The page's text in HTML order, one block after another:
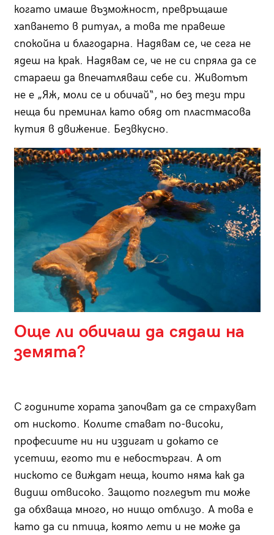
когато имаше възможност, превръщаше
хапването в ритуал, а това те правеше
спокойна и благодарна. Надявам се, че сега не
ядеш на крак. Надявам се, че не си спряла да се
стараеш да впечатляваш себе си. Животът
не е „Яж, моли се и обичай“, но без тези три
неща би преминал като обяд от пластмасова
кутия в движение. Безвкусно.
Още ли обичаш да сядаш на
земята?
С годините хората започват да се страхуват
от ниското. Колите стават по-високи,
професиите ни ни издигат и докато се
усетиш, егото ти е небостъргач. А от
ниското се виждат неща, които няма как да
видиш отвисоко. Защото погледът ти може
да обхваща много, но нищо отблизо. А това е
като да си птица, която лети и не може да